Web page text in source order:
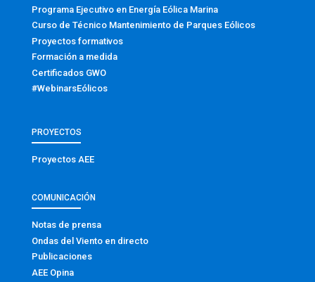
Programa Ejecutivo en Energía Eólica Marina
Curso de Técnico Mantenimiento de Parques Eólicos
Proyectos formativos
Formación a medida
Certificados GWO
#WebinarsEólicos
PROYECTOS
Proyectos AEE
COMUNICACIÓN
Notas de prensa
Ondas del Viento en directo
Publicaciones
AEE Opina